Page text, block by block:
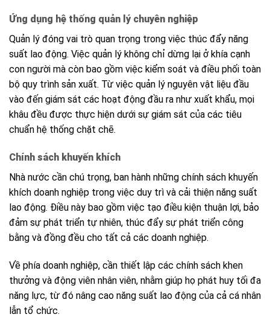
Ứng dụng hệ thống quản lý chuyên nghiệp
Quản lý đóng vai trò quan trọng trong việc thúc đẩy năng
suất lao động. Việc quản lý không chỉ dừng lại ở khía cạnh
con người mà còn bao gồm việc kiểm soát và điều phối toàn
bộ quy trình sản xuất. Từ việc quản lý nguyên vật liệu đầu
vào đến giám sát các hoạt động đầu ra như xuất khẩu, mọi
khâu đều được thực hiện dưới sự giám sát của các tiêu
chuẩn hệ thống chặt chẽ.
Chính sách khuyến khích
Nhà nước cần chú trọng, ban hành những chính sách khuyến
khích doanh nghiệp trong việc duy trì và cải thiện năng suất
lao động. Điều này bao gồm việc tạo điều kiện thuận lợi, bảo
đảm sự phát triển tự nhiên, thúc đẩy sự phát triển công
bằng và đồng đều cho tất cả các doanh nghiệp.
Về phía doanh nghiệp, cần thiết lập các chính sách khen
thưởng và động viên nhân viên, nhằm giúp họ phát huy tối đa
năng lực, từ đó nâng cao năng suất lao động của cả cá nhân
lẫn tổ chức.